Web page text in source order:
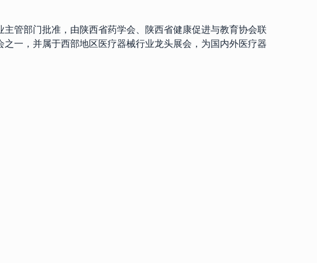
管部门批准，由陕西省药学会、陕西省健康促进与教育协会联
一，并属于西部地区医疗器械行业龙头展会，为国内外医疗器